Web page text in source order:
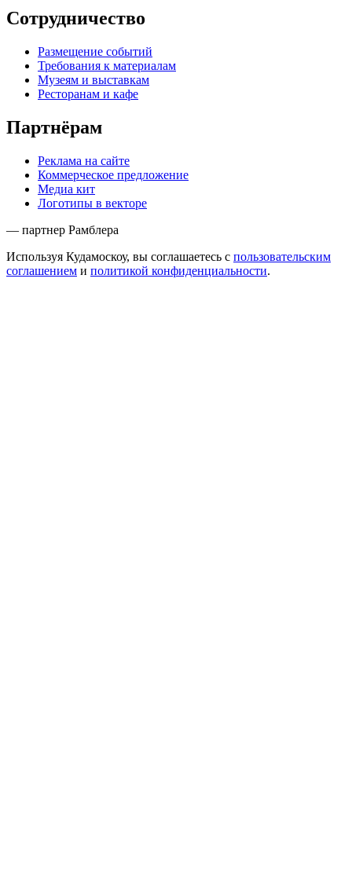
Сотрудничество
Размещение событий
Требования к материалам
Музеям и выставкам
Ресторанам и кафе
Партнёрам
Реклама на сайте
Коммерческое предложение
Медиа кит
Логотипы в векторе
— партнер Рамблера
Используя Кудамоскоу, вы соглашаетесь с пользовательским
соглашением и политикой конфиденциальности.